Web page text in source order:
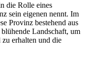
die Rolle eines
sein eigenen nennt. Im
Provinz bestehend aus
Landschaft, um
erhalten und die